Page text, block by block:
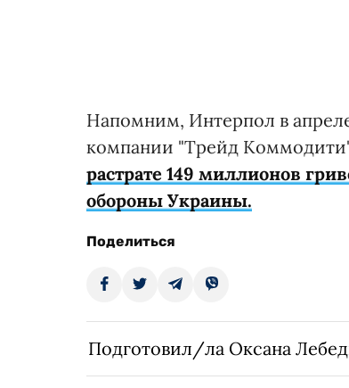
Напомним, Интерпол в
компании "Трейд
растрате 149 миллионов
обороны Украины.
Поделиться
Подготовил/ла Оксана